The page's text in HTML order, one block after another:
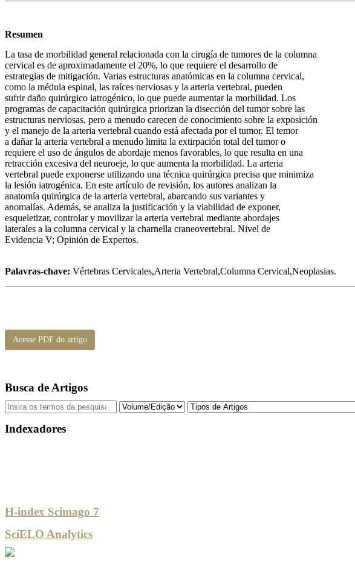
Resumen
La tasa de morbilidad general relacionada con la cirugía de tumores de la columna
cervical es de aproximadamente el 20%, lo que requiere el desarrollo de
estrategias de mitigación. Varias estructuras anatómicas en la columna cervical,
como la médula espinal, las raíces nerviosas y la arteria vertebral, pueden
sufrir daño quirúrgico iatrogénico, lo que puede aumentar la morbilidad. Los
programas de capacitación quirúrgica priorizan la disección del tumor sobre las
estructuras nerviosas, pero a menudo carecen de conocimiento sobre la exposición
y el manejo de la arteria vertebral cuando está afectada por el tumor. El temor
a dañar la arteria vertebral a menudo limita la extirpación total del tumor o
requiere el uso de ángulos de abordaje menos favorables, lo que resulta en una
retracción excesiva del neuroeje, lo que aumenta la morbilidad. La arteria
vertebral puede exponerse utilizando una técnica quirúrgica precisa que minimiza
la lesión iatrogénica. En este artículo de revisión, los autores analizan la
anatomía quirúrgica de la arteria vertebral, abarcando sus variantes y
anomalías. Además, se analiza la justificación y la viabilidad de exponer,
esqueletizar, controlar y movilizar la arteria vertebral mediante abordajes
laterales a la columna cervical y la charnella craneovertebral. Nivel de
Evidencia V; Opinión de Expertos.
Palavras-chave: Vértebras Cervicales,Arteria Vertebral,Columna Cervical,Neoplasias.
Acesse PDF do artigo
Busca de Artigos
Indexadores
H-index Scimago 7
SciELO Analytics